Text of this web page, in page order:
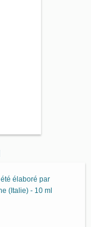
élaboré par
(Italie) - 10 ml